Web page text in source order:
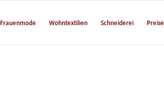
Frauenmode Wohntextilien Schneiderei Preise